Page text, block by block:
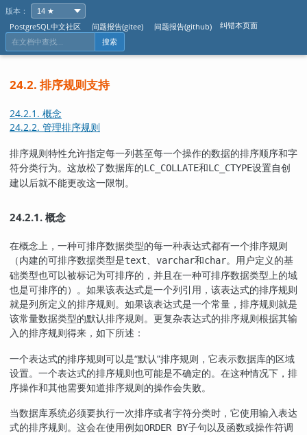
版本：
PostgreSQL中文社区
问题报告(gitee) 问题报告(github) 纠错本页面
搜索
24.2. 排序规则支持
24.2.1. 概念
24.2.2. 管理排序规则
排序规则特性允许指定每一列甚至每一个操作的数据的排序顺序和字
符分类行为。这放松了数据库的LC_COLLATE和LC_CTYPE设置自创
建以后就不能更改这一限制。
24.2.1. 概念
在概念上，一种可排序数据类型的每一种表达式都有一个排序规则
（内建的可排序数据类型是text varchar和char。用户定义的基
础类型也可以被标记为可排序的，并且在一种可排序数据类型上的域
也是可排序的）。如果该表达式是一个列引用，该表达式的排序规则
就是列所定义的排序规则。如果该表达式是一个常量，排序规则就是
该常量数据类型的默认排序规则。更复杂表达式的排序规则根据其输
入的排序规则得来，如下所述：
一个表达式的排序规则可以是“默认”排序规则，它表示数据库的区域
设置。一个表达式的排序规则也可能是不确定的。在这种情况下，排
序操作和其他需要知道排序规则的操作会失败。
当数据库系统必须要执行一次排序或者字符分类时，它使用输入表达
式的排序规则。这会在使用例如ORDER BY子句以及函数或操作符调